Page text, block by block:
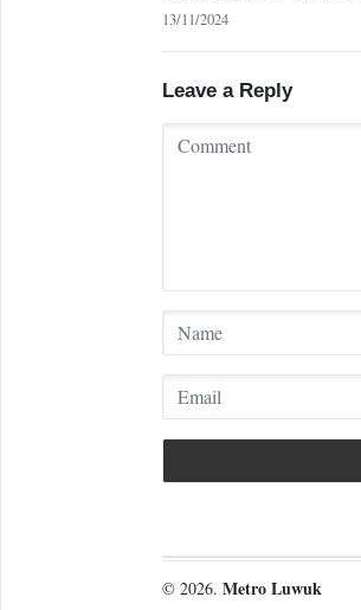
Kecamatan Bualemo
13/11/2024
Leave a Reply
© 2026. Metro Luwuk